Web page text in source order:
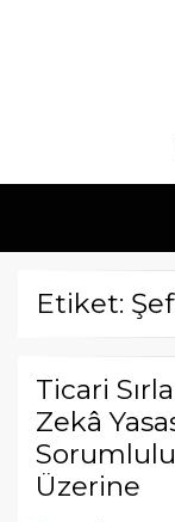
Etiket:
Ticari
Zekâ
Üzerine